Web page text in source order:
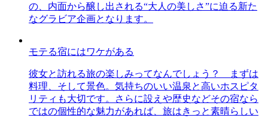
の、内面から醸し出される“大人の美しさ”に迫る新た
なグラビア企画となります。
モテる宿にはワケがある
彼女と訪れる旅の楽しみってなんでしょう？ まずは
料理、そして景色。気持ちのいい温泉と高いホスピタ
リティも大切です。さらに設えや歴史などその宿なら
ではの個性的な魅力があれば、旅はきっと素晴らしい